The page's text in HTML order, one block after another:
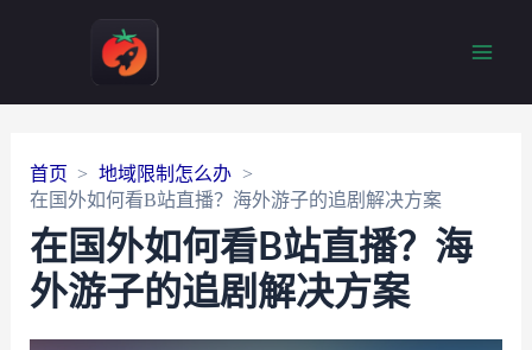
首页
地域限制怎么办
在国外如何看B站直播？海外游子的追剧解决方案
在国外如何看B站直播？海
外游子的追剧解决方案